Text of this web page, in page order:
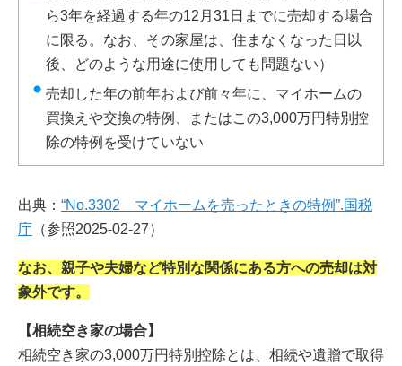
ら3年を経過する年の12月31日までに売却する場合
に限る。なお、その家屋は、住まなくなった日以
後、どのような用途に使用しても問題ない）
売却した年の前年および前々年に、マイホームの
買換えや交換の特例、またはこの3,000万円特別控
除の特例を受けていない
出典： “No.3302 マイホームを売ったときの特例”.国税
庁 （参照2025-02-27）
なお、親子や夫婦など特別な関係にある方への売却は対
象外です。
【相続空き家の場合】
相続空き家の3,000万円特別控除とは、相続や遺贈で取得